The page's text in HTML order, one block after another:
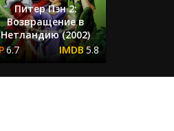
Питер Пэн 2:
Возвращение в
Нетландию (2002)
6.7
5.8